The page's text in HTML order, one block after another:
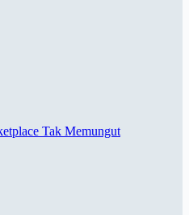
Tak Memungut